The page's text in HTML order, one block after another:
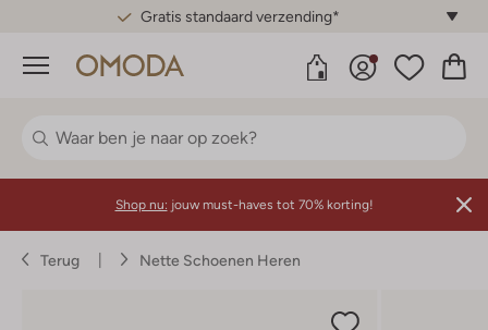
Gratis standaard verzending*
Menu
Shop nu: jouw must-haves tot 70% korting!
Terug Nette Schoenen Heren